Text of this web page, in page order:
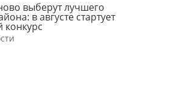
выберут лучшего
в августе стартует
конкурс